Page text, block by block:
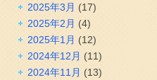
2025年3月 (17)
2025年2月 (4)
2025年1月 (12)
2024年12月 (11)
2024年11月 (13)